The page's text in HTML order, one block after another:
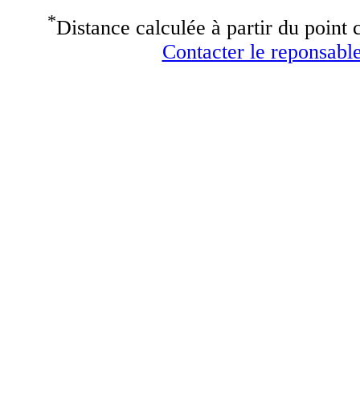
*Distance calculée à partir du point
Contacter le